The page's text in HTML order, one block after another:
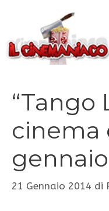
contenuto
“Tango
cinema
gennaio
21 Gennaio 2014 di